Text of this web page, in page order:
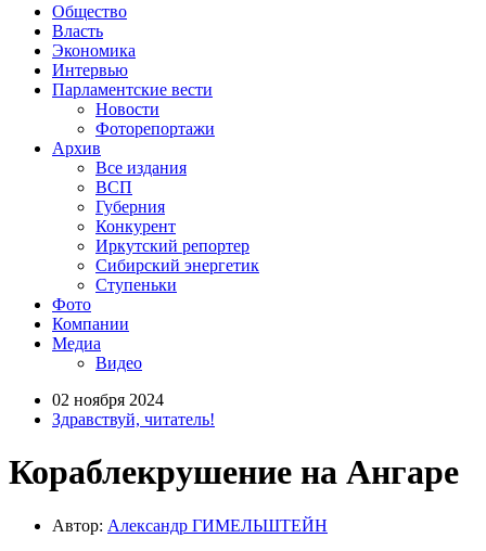
Общество
Власть
Экономика
Интервью
Парламентские вести
Новости
Фоторепортажи
Архив
Все издания
ВСП
Губерния
Конкурент
Иркутский репортер
Сибирский энергетик
Ступеньки
Фото
Компании
Медиа
Видео
02 ноября 2024
Здравствуй, читатель!
Кораблекрушение на Ангаре
Автор: Александр ГИМЕЛЬШТЕЙН